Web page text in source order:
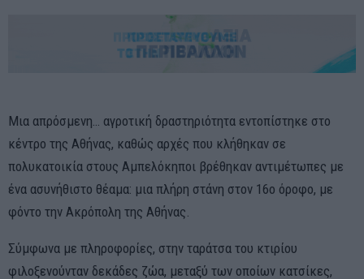
Μια απρόσμενη… αγροτική δραστηριότητα εντοπίστηκε στο
κέντρο της Αθήνας, καθώς αρχές που κλήθηκαν σε
πολυκατοικία στους Αμπελόκηποι βρέθηκαν αντιμέτωπες με
ένα ασυνήθιστο θέαμα: μια πλήρη στάνη στον 16ο όροφο, με
φόντο την Ακρόπολη της Αθήνας.
Σύμφωνα με πληροφορίες, στην ταράτσα του κτιρίου
φιλοξενούνταν δεκάδες ζώα, μεταξύ των οποίων κατσίκες,